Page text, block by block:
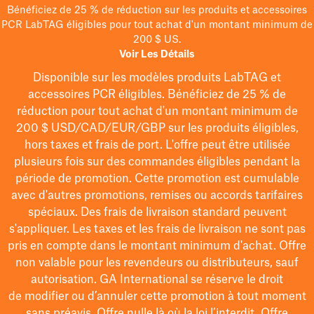
Bénéficiez de 25 % de réduction sur les produits et accessoires
PCR LabTAG éligibles pour tout achat d'un montant minimum de
200 $ US.
Voir Les Détails
Disponible sur les modèles produits LabTAG et
accessoires PCR éligibles. Bénéficiez de 25 % de
réduction pour tout achat d'un montant minimum de
200 $USD/CAD/EUR/GBPsur les produits éligibles,
hors taxes et frais de port. L'offre peut être utilisée
plusieurs fois sur des commandes éligibles pendant la
période de promotion. Cette promotion est cumulable
avec d'autres promotions, remises ou accords tarifaires
spéciaux. Des frais de livraison standard peuvent
s'appliquer. Les taxes et les frais de livraison ne sont pas
pris en compte dans le montant minimum d'achat. Offre
non valable pour les revendeurs ou distributeurs, sauf
autorisation. GA International se réserve le droit
de modifierou d’annuler cette promotion à tout moment